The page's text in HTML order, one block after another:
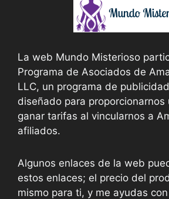
La web Mundo Misterioso
Programa de Asociados de
LLC, un programa de
diseñado para proporcionarnos
ganar tarifas al vincularnos a
afiliados.
Algunos enlaces de la web
estos enlaces; el precio del
mismo para ti, y me ayudas